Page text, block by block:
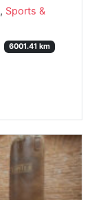
, Sports &
6001.41 km